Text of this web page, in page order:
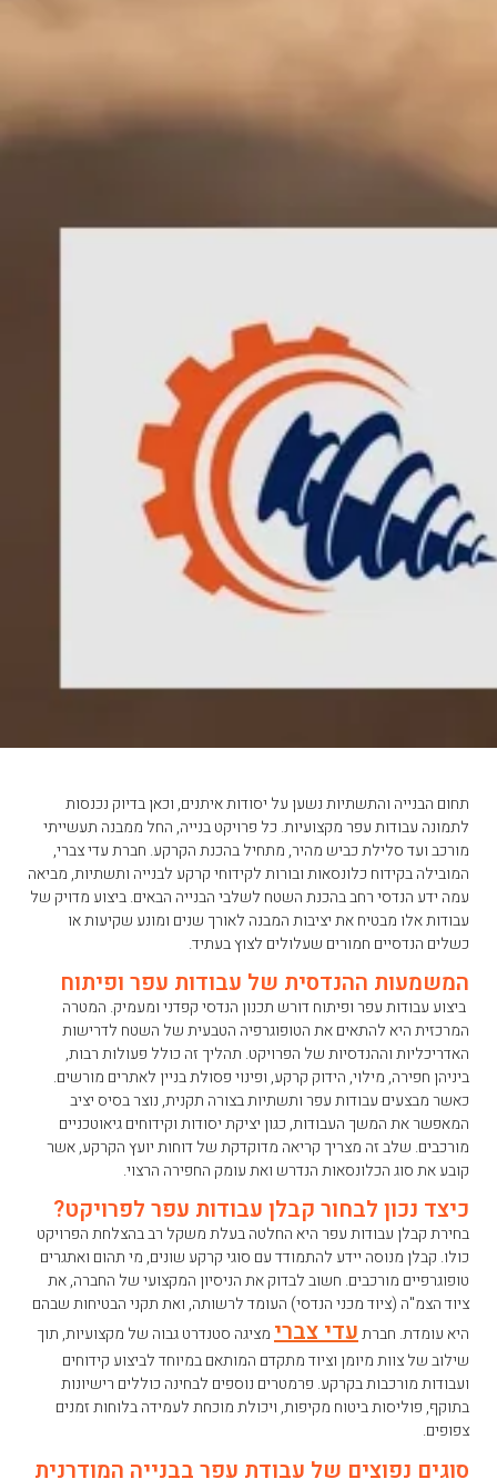
תחום הבנייה והתשתיות נשען על יסודות איתנים, וכאן בדיוק נכנסות
לתמונה עבודות עפר מקצועיות. כל פרויקט בנייה, החל ממבנה תעשייתי
מורכב ועד סלילת כביש מהיר, מתחיל בהכנת הקרקע. חברת עדי צברי,
המובילה בקידוח כלונסאות ובורות לקידוחי קרקע לבנייה ותשתיות, מביאה
עמה ידע הנדסי רחב בהכנת השטח לשלבי הבנייה הבאים. ביצוע מדויק של
עבודות אלו מבטיח את יציבות המבנה לאורך שנים ומונע שקיעות או
כשלים הנדסיים חמורים שעלולים לצוץ בעתיד.
המשמעות ההנדסית של עבודות עפר ופיתוח
ביצוע עבודות עפר ופיתוח דורש תכנון הנדסי קפדני ומעמיק. המטרה
המרכזית היא להתאים את הטופוגרפיה הטבעית של השטח לדרישות
האדריכליות וההנדסיות של הפרויקט. תהליך זה כולל פעולות רבות,
ביניהן חפירה, מילוי, הידוק קרקע, ופינוי פסולת בניין לאתרים מורשים.
כאשר מבצעים עבודות עפר ותשתיות בצורה תקנית, נוצר בסיס יציב
המאפשר את המשך העבודות, כגון יציקת יסודות וקידוחים גיאוטכניים
מורכבים. שלב זה מצריך קריאה מדוקדקת של דוחות יועץ הקרקע, אשר
קובע את סוג הכלונסאות הנדרש ואת עומק החפירה הרצוי.
כיצד נכון לבחור קבלן עבודות עפר לפרויקט?
בחירת קבלן עבודות עפר היא החלטה בעלת משקל רב בהצלחת הפרויקט
כולו. קבלן מנוסה יידע להתמודד עם סוגי קרקע שונים, מי תהום ואתגרים
טופוגרפיים מורכבים. חשוב לבדוק את הניסיון המקצועי של החברה, את
ציוד הצמ"ה (ציוד מכני הנדסי) העומד לרשותה, ואת תקני הבטיחות שבהם
היא עומדת. חברתעדי צברימציגה סטנדרט גבוה של מקצועיות, תוך
שילוב של צוות מיומן וציוד מתקדם המותאם במיוחד לביצוע קידוחים
ועבודות מורכבות בקרקע. פרמטרים נוספים לבחינה כוללים רישיונות
בתוקף, פוליסות ביטוח מקיפות, ויכולת מוכחת לעמידה בלוחות זמנים
צפופים.
סוגים נפוצים של עבודת עפר בבנייה המודרנית